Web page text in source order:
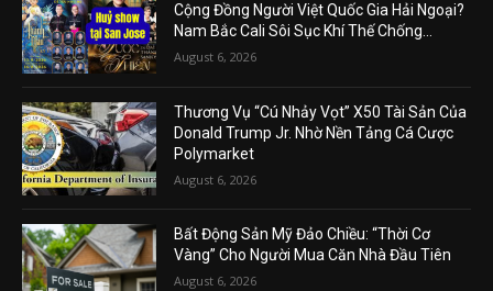
Cộng Đồng Người Việt Quốc Gia Hải Ngoại?
Nam Bắc Cali Sôi Sục Khí Thế Chống...
August 6, 2026
Thương Vụ “Cú Nhảy Vọt” X50 Tài Sản Của
Donald Trump Jr. Nhờ Nền Tảng Cá Cược
Polymarket
August 6, 2026
Bất Động Sản Mỹ Đảo Chiều: “Thời Cơ
Vàng” Cho Người Mua Căn Nhà Đầu Tiên
August 6, 2026